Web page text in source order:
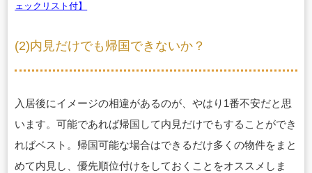
ェックリスト付】
(2)内見だけでも帰国できないか？
入居後にイメージの相違があるのが、やはり1番不安だと思
います。可能であれば帰国して内見だけでもすることができ
ればベスト。帰国可能な場合はできるだけ多くの物件をまと
めて内見し、優先順位付けをしておくことをオススメしま